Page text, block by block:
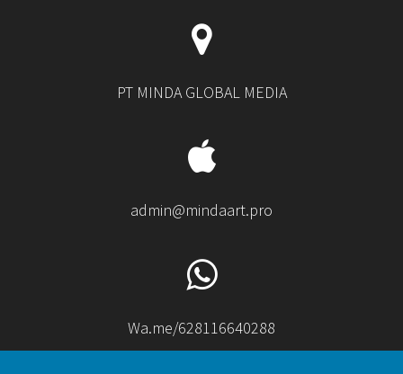
PT MINDA GLOBAL MEDIA
admin@mindaart.pro
Wa.me/628116640288